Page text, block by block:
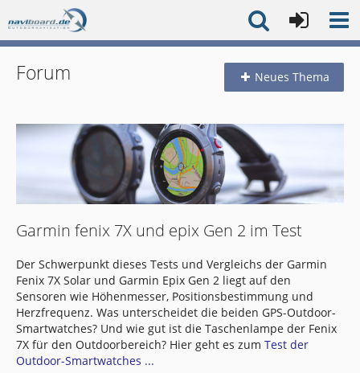
Forum Neues Thema
Garmin fenix 7X und epix Gen 2 im Test
Der Schwerpunkt dieses Tests und Vergleichs der Garmin
Fenix 7X Solar und Garmin Epix Gen 2 liegt auf den
Sensoren wie Höhenmesser, Positionsbestimmung und
Herzfrequenz. Was unterscheidet die beiden GPS-Outdoor-
Smartwatches? Und wie gut ist die Taschenlampe der Fenix
7X für den Outdoorbereich? Hier geht es zum Test der
Outdoor-Smartwatches ...